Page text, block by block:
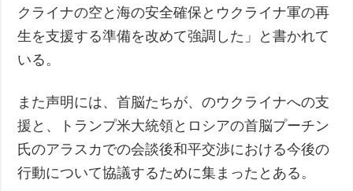
クライナの空と海の安全確保とウクライナ軍の再
生を支援する準備を改めて強調した」と書かれて
いる。
また声明には、首脳たちが、のウクライナへの支
援と、トランプ米大統領とロシアの首脳プーチン
氏のアラスカでの会談後和平交渉における今後の
行動について協議するために集まったとある。